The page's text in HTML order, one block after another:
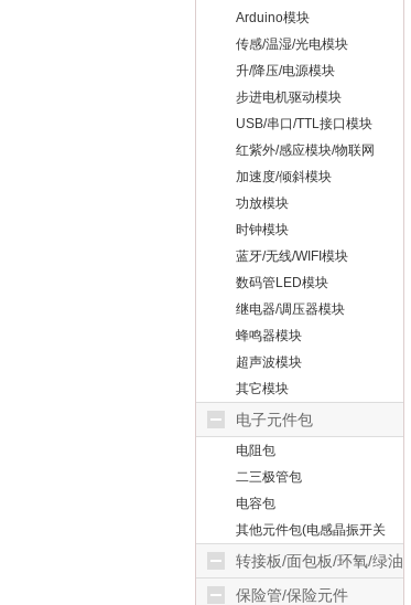
Arduino模块
传感/温湿/光电模块
升/降压/电源模块
步进电机驱动模块
USB/串口/TTL接口模块
红紫外/感应模块/物联网
加速度/倾斜模块
功放模块
时钟模块
蓝牙/无线/WIFI模块
数码管LED模块
继电器/调压器模块
蜂鸣器模块
超声波模块
其它模块
电子元件包
电阻包
二三极管包
电容包
其他元件包(电感晶振开关
等)
转接板/面包板/环氧/绿油
玻纤板/覆铜板
保险管/保险元件